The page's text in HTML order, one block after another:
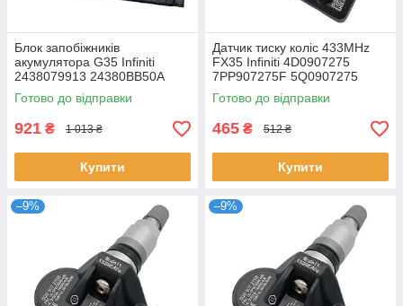
Блок запобіжників
акумулятора G35 Infiniti
2438079913 24380BB50A
24380-79913
Готово до відправки
921 ₴ 1 013 ₴
Купити
Датчик тиску коліс 433MHz
FX35 Infiniti 4D0907275
7PP907275F 5Q0907275
36106877937 407001628R
Готово до відправки
465 ₴ 512 ₴
Купити
–9% –9%